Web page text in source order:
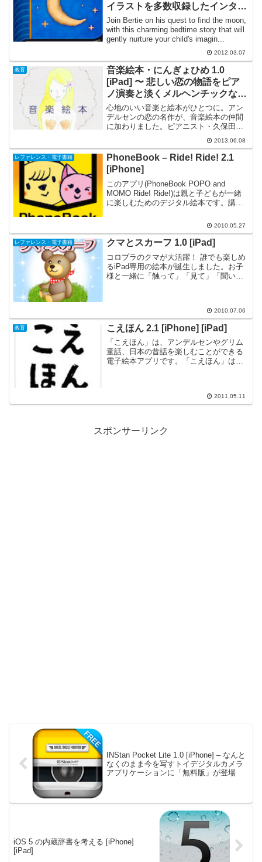
イラストを多数収録したインタラ
クティブな絵本
Join Bertie on his quest to find the moon,
with this charming bedtime story that will
gently nurture your child's imagin...
2012.03.07
教育
音楽絵本・にんぎょひめ 1.0
[iPad] 〜 悲しい恋の物語をピア
ノ演奏と淡くメルヘンチックなイ
ラストで綴るシリーズ第2弾
心地のいい音楽と絵本がひとつに。アン
デルセンの恋の名作が、音楽絵本の仲間
に加わりました。ピアニスト・久保田恵
子と、酒井景都の淡い世界。純粋性を失
わないふたつの世界が、アンデルセンの
世界で華やぎます。『音楽絵本・にんぎ
ょひめ』は、『音楽絵本・...
2013.06.08
レファレンス・電子書籍
PhoneBook – Ride! Ride! 2.1
[iPhone]
このアプリ(PhoneBook POPO and
MOMO Ride! Ride!)は親と子どもが一緒
に楽しむためのデジタル絵本です。講談
iPhoneを挿入し、アプリを起動させてく
2010.05.27
レファレンス・電子書籍 クマとスカーフ 1.0 [iPad]
コロプラのクマが大活躍！ 誰でも楽しめ
るiPad専用の絵本が誕生しました。お子
様と一緒に「触って」「見て」「聞い
2010.07.06
教育 こえほん 2.1 [iPhone] [iPad]
「こえほん」は、アンデルセンやグリム
童話、日本の昔話を楽しむことができる
電子絵本アプリです。「こえほん」は、
2011.05.11
スポンサーリンク
INStan Pocket Lite 1.0 [iPhone] – なんと
なくのまま今を写すトイデジタルカメラ
アプリケーションに「無料版」が登場
iOS 5 の内蔵辞書を考える [iPhone]
[iPad]